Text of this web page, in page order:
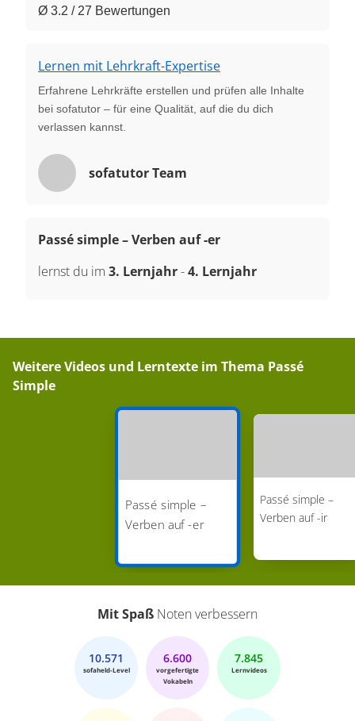
Ø 3.2 / 27 Bewertungen
Lernen mit Lehrkraft-Expertise
Erfahrene Lehrkräfte erstellen und prüfen alle Inhalte
bei sofatutor – für eine Qualität, auf die du dich
verlassen kannst.
sofatutor Team
Passé simple – Verben auf -er
lernst du im 3. Lernjahr-4. Lernjahr
Weitere Videos und Lerntexte im Thema Passé
Simple
Passé simple –
Verben auf -er
Passé simple –
Verben auf -ir
Mit Spaß Noten verbessern
10.571
sofaheld-Level
6.600
vorgefertigte
Vokabeln
7.845
Lernvideos